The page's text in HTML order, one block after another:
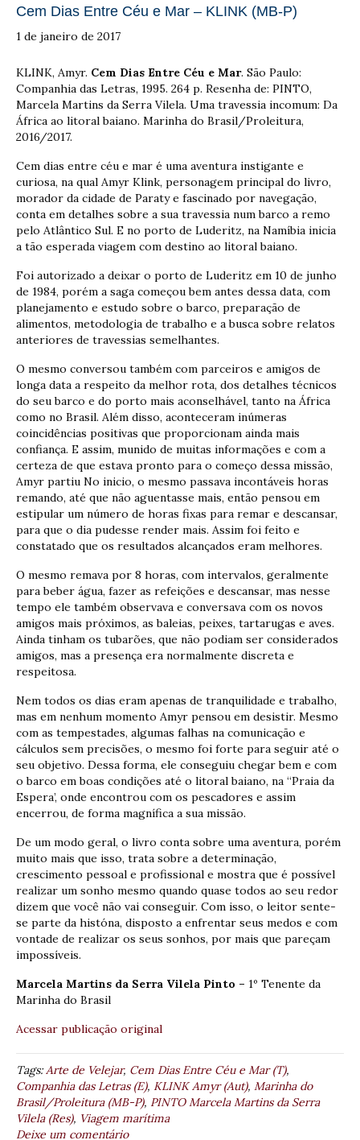
Cem Dias Entre Céu e Mar – KLINK (MB-P)
1 de janeiro de 2017
KLINK, Amyr. Cem Dias Entre Céu e Mar. São Paulo:
Companhia das Letras, 1995. 264 p. Resenha de: PINTO,
Marcela Martins da Serra Vilela. Uma travessia incomum: Da
África ao litoral baiano. Marinha do Brasil/Proleitura,
2016/2017.
Cem dias entre céu e mar é uma aventura instigante e
curiosa, na qual Amyr Klink, personagem principal do livro,
morador da cidade de Paraty e fascinado por navegação,
conta em detalhes sobre a sua travessia num barco a remo
pelo Atlântico Sul. E no porto de Luderitz, na Namíbia inicia
a tão esperada viagem com destino ao litoral baiano.
Foi autorizado a deixar o porto de Luderitz em 10 de junho
de 1984, porém a saga começou bem antes dessa data, com
planejamento e estudo sobre o barco, preparação de
alimentos, metodologia de trabalho e a busca sobre relatos
anteriores de travessias semelhantes.
O mesmo conversou também com parceiros e amigos de
longa data a respeito da melhor rota, dos detalhes técnicos
do seu barco e do porto mais aconselhável, tanto na África
como no Brasil. Além disso, aconteceram inúmeras
coincidências positivas que proporcionam ainda mais
confiança. E assim, munido de muitas informações e com a
certeza de que estava pronto para o começo dessa missão,
Amyr partiu No inicio, o mesmo passava incontáveis horas
remando, até que não aguentasse mais, então pensou em
estipular um número de horas fixas para remar e descansar,
para que o dia pudesse render mais. Assim foi feito e
constatado que os resultados alcançados eram melhores.
O mesmo remava por 8 horas, com intervalos, geralmente
para beber água, fazer as refeições e descansar, mas nesse
tempo ele também observava e conversava com os novos
amigos mais próximos, as baleias, peixes, tartarugas e aves.
Ainda tinham os tubarões, que não podiam ser considerados
amigos, mas a presença era normalmente discreta e
respeitosa.
Nem todos os dias eram apenas de tranquilidade e trabalho,
mas em nenhum momento Amyr pensou em desistir. Mesmo
com as tempestades, algumas falhas na comunicação e
cálculos sem precisões, o mesmo foi forte para seguir até o
seu objetivo. Dessa forma, ele conseguiu chegar bem e com
o barco em boas condições até o litoral baiano, na “Praia da
Espera’, onde encontrou com os pescadores e assim
encerrou, de forma magnífica a sua missão.
De um modo geral, o livro conta sobre uma aventura, porém
muito mais que isso, trata sobre a determinação,
crescimento pessoal e profissional e mostra que é possível
realizar um sonho mesmo quando quase todos ao seu redor
dizem que você não vai conseguir. Com isso, o leitor sente-
se parte da históna, disposto a enfrentar seus medos e com
vontade de realizar os seus sonhos, por mais que pareçam
impossíveis.
Marcela Martins da Serra Vilela Pinto – 1º Tenente da
Marinha do Brasil
Acessar publicação original
Tags:Arte de Velejar, Cem Dias Entre Céu e Mar (T),
Companhia das Letras (E), KLINK Amyr (Aut), Marinha do
Brasil/Proleitura (MB-P), PINTO Marcela Martins da Serra
Vilela (Res), Viagem marítima
Deixe um comentário